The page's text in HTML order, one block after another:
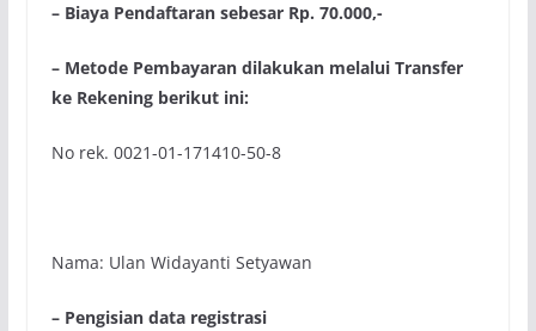
– Biaya Pendaftaran sebesar Rp. 70.000,-
– Metode Pembayaran dilakukan melalui Transfer
ke Rekening berikut ini:
No rek. 0021-01-171410-50-8
Nama: Ulan Widayanti Setyawan
– Pengisian data registrasi